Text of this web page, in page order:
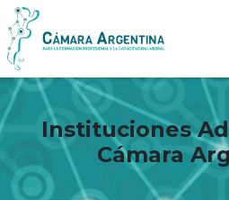
Instituciones
Cámara